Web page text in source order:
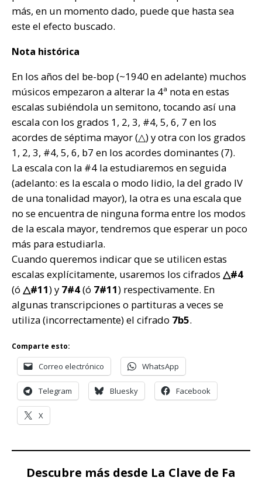
más, en un momento dado, puede que hasta sea
este el efecto buscado.
Nota histórica
En los años del be-bop (~1940 en adelante) muchos
músicos empezaron a alterar la 4ª nota en estas
escalas subiéndola un semitono, tocando así una
escala con los grados 1, 2, 3, #4, 5, 6, 7 en los
acordes de séptima mayor (△) y otra con los grados
1, 2, 3, #4, 5, 6, b7 en los acordes dominantes (7).
La escala con la #4 la estudiaremos en seguida
(adelanto: es la escala o modo lidio, la del grado IV
de una tonalidad mayor), la otra es una escala que
no se encuentra de ninguna forma entre los modos
de la escala mayor, tendremos que esperar un poco
más para estudiarla.
Cuando queremos indicar que se utilicen estas
escalas explícitamente, usaremos los cifrados △#4
(ó △#11) y 7#4(ó 7#11) respectivamente. En
algunas transcripciones o partituras a veces se
utiliza (incorrectamente) el cifrado 7b5.
Comparte esto:
Correo electrónico WhatsApp
Telegram Bluesky Facebook
X
Descubre más desde La Clave de Fa